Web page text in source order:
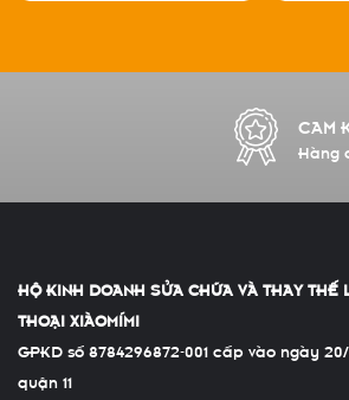
CAM KẾT CHẤT LƯỢNG
Hàng chính hãng 100%
HỘ KINH DOANH SỬA CHỮA VÀ THAY THẾ
THOẠI XIÀOMÍMI
GPKD số 8784296872-001 cấp vào ngày
quận 11